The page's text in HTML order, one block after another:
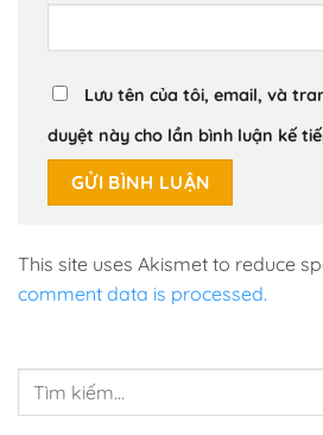
Lưu tên của tôi, email, và
duyệt này cho lần bình luận kế
This site uses Akismet to reduce
comment data is processed.